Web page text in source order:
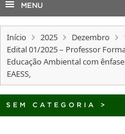
COBALTO
CONCURSOS
EDITAIS
INTERNACIONAL
MENU
Início 2025 Dezembro
Edital 01/2025 – Professor
Educação Ambiental com
EAESS,
SEM CATEGORIA >